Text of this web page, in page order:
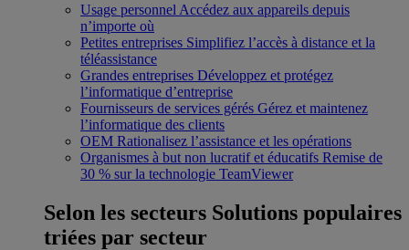
Usage personnel Accédez aux appareils depuis
n’importe où
Petites entreprises Simplifiez l’accès à distance et la
téléassistance
Grandes entreprises Développez et protégez
l’informatique d’entreprise
Fournisseurs de services gérés Gérez et maintenez
l’informatique des clients
OEM Rationalisez l’assistance et les opérations
Organismes à but non lucratif et éducatifs Remise de
30 % sur la technologie TeamViewer
Selon les secteurs Solutions populaires
triées par secteur